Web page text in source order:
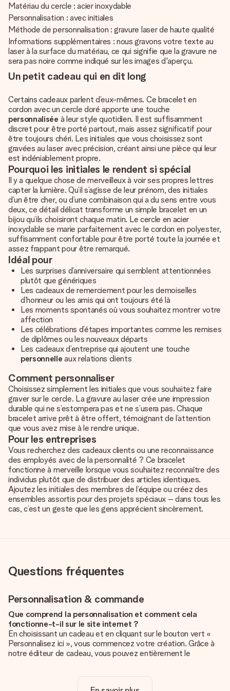
Matériau du cercle : acier inoxydable
Personnalisation : avec initiales
Méthode de personnalisation : gravure laser de haute qualité
Informations supplémentaires : nous gravons votre texte au
laser à la surface du matériau, ce qui signifie que la gravure ne
sera pas noire comme indiqué sur les images d'aperçu.
Un petit cadeau qui en dit long
Certains cadeaux parlent d’eux-mêmes. Ce bracelet en
cordon avec un cercle doré apporte une touche
personnalisée à leur style quotidien. Il est suffisamment
discret pour être porté partout, mais assez significatif pour
être toujours chéri. Les initiales que vous choisissez sont
gravées au laser avec précision, créant ainsi une pièce qui leur
est indéniablement propre.
Pourquoi les initiales le rendent si spécial
Il y a quelque chose de merveilleux à voir ses propres lettres
capter la lumière. Qu’il s’agisse de leur prénom, des initiales
d’un être cher, ou d’une combinaison qui a du sens entre vous
deux, ce détail délicat transforme un simple bracelet en un
bijou qu’ils choisiront chaque matin. Le cercle en acier
inoxydable se marie parfaitement avec le cordon en polyester,
suffisamment confortable pour être porté toute la journée et
assez frappant pour être remarqué.
Idéal pour
Les surprises d’anniversaire qui semblent attentionnées
plutôt que génériques
Les cadeaux de remerciement pour les demoiselles
d’honneur ou les amis qui ont toujours été là
Les moments spontanés où vous souhaitez montrer votre
affection
Les célébrations d’étapes importantes comme les remises
de diplômes ou les nouveaux départs
Les cadeaux d’entreprise qui ajoutent une touche
personnelle aux relations clients
Comment personnaliser
Choisissez simplement les initiales que vous souhaitez faire
graver sur le cercle. La gravure au laser crée une impression
durable qui ne s’estompera pas et ne s’usera pas. Chaque
bracelet arrive prêt à être offert, témoignant de l’attention
que vous avez mise à le rendre unique.
Pour les entreprises
Vous recherchez des cadeaux clients ou une reconnaissance
des employés avec de la personnalité ? Ce bracelet
fonctionne à merveille lorsque vous souhaitez reconnaître des
individus plutôt que de distribuer des articles identiques.
Ajoutez les initiales des membres de l’équipe ou créez des
ensembles assortis pour des projets spéciaux – dans tous les
cas, c’est un geste que les gens apprécient sincèrement.
Questions fréquentes
Personnalisation & commande
Que comprend la personnalisation et comment cela
fonctionne-t-il sur le site internet ?
En choisissant un cadeau et en cliquant sur le bouton vert «
Personnalisez ici », vous commencez votre création. Grâce à
notre éditeur de cadeau, vous pouvez entièrement le
unique pour ajouter une touche finale à votre cadeau.